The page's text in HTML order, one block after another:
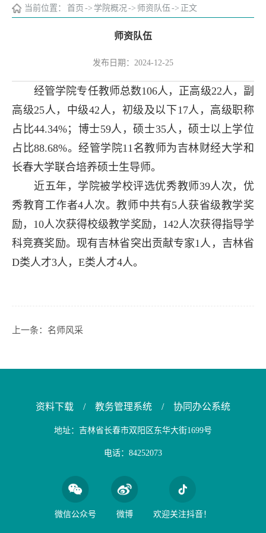
当前位置： 首页 -> 学院概况-> 师资队伍 -> 正文
师资队伍
发布日期：2024-12-25
经管学院专任教师总数106人，正高级22人，副
高级25人，中级42人，初级及以下17人，高级职称
占比44.34%；博士59人，硕士35人，硕士以上学位
占比88.68%。经管学院11名教师为吉林财经大学和
长春大学联合培养硕士生导师。
近五年，学院被学校评选优秀教师39人次，优
秀教育工作者4人次。教师中共有5人获省级教学奖
励，10人次获得校级教学奖励，142人次获得指导学
科竞赛奖励。现有吉林省突出贡献专家1人，吉林省
D类人才3人，E类人才4人。
上一条： 名师风采
资料下载 / 教务管理系统 / 协同办公系统
地址：吉林省长春市双阳区东华大街1699号
电话：84252073
微信公众号 微博 欢迎关注抖音！